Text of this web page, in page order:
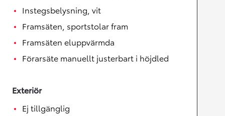
Instegsbelysning, vit
Framsäten, sportstolar fram
Framsäten eluppvärmda
Förarsäte manuellt justerbart i höjdled
Exteriör
Ej tillgänglig